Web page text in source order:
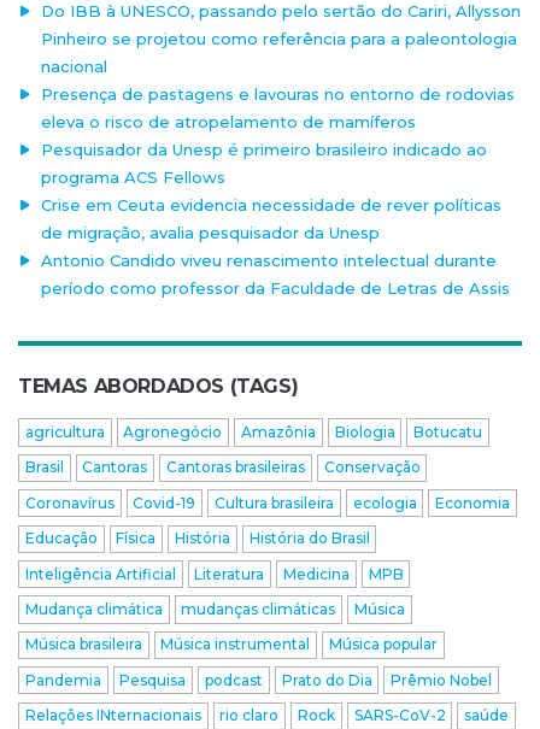
Do IBB à UNESCO, passando pelo sertão do Cariri, Allysson
Pinheiro se projetou como referência para a paleontologia
nacional
Presença de pastagens e lavouras no entorno de rodovias
eleva o risco de atropelamento de mamíferos
Pesquisador da Unesp é primeiro brasileiro indicado ao
programa ACS Fellows
Crise em Ceuta evidencia necessidade de rever políticas
de migração, avalia pesquisador da Unesp
Antonio Candido viveu renascimento intelectual durante
período como professor da Faculdade de Letras de Assis
TEMAS ABORDADOS (TAGS)
agricultura Agronegócio Amazônia Biologia
Botucatu
Brasil
Cantoras Cantoras brasileiras
Conservação
Coronavírus
Covid-19 Cultura brasileira ecologia
Economia
Educação
Física História
História do Brasil
Inteligência Artificial
Literatura Medicina
MPB
Mudança climática
mudanças climáticas
Música
Música brasileira
Música instrumental
Música popular
Pandemia
Pesquisa podcast Prato do Dia
Prêmio Nobel
Relações INternacionais
rio claro Rock SARS-CoV-2
saúde